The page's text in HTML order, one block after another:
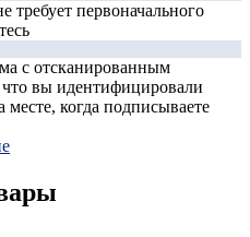
требует первоначального
с отсканированным
что вы идентифицировали
месте, когда подписываете